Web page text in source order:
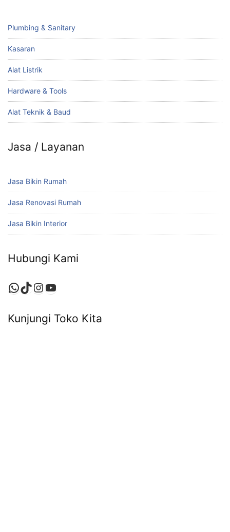
Plumbing & Sanitary
Kasaran
Alat Listrik
Hardware & Tools
Alat Teknik & Baud
Jasa / Layanan
Jasa Bikin Rumah
Jasa Renovasi Rumah
Jasa Bikin Interior
Hubungi Kami
WhatsApp
TikTok
Instagram
YouTube
Kunjungi Toko Kita